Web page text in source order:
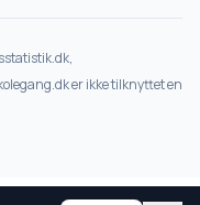
er ikke tilknyttet en